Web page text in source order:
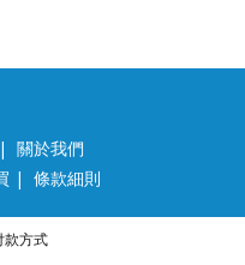
| 關於我們
| 條款細則
款方式